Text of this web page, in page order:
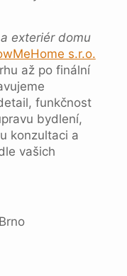
exteriér domu
s.r.o.
až po finální
funkčnost
bydlení,
konzultaci a
vašich